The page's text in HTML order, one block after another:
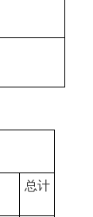
总计